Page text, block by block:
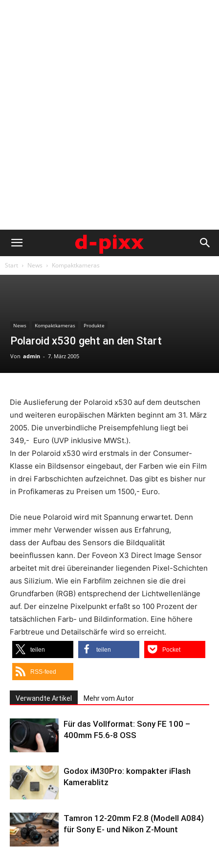
Start News Kompaktkameras
News Kompaktkameras Produkte
Polaroid x530 geht an den Start
Von admin - 7. März 2005
Die Auslieferung der Polaroid x530 auf dem deutschen
und weiteren europäischen Märkten beginnt am 31. März
2005. Die unverbindliche Preisempfehlung liegt bei
349,- Euro (UVP inklusive MWSt.).
In der Polaroid x530 wird erstmals in der Consumer-
Klasse ein Bildsensor eingebaut, der Farben wie ein Film
in drei Farbschichten aufzeichnet. Das gibt es bisher nur
in Profikameras zu Preisen um 1500,- Euro.
Die neue Polaroid wird mit Spannung erwartet. Denn
immer mehr Verwender wissen aus Erfahrung,
dass der Aufbau des Sensors die Bildqualität
beeinflussen kann. Der Foveon X3 Direct Image Sensor
arbeitet mit drei übereinander liegenden Pixel-Schichten
aus Silizium. Wie ein Farbfilm zeichnen sie die drei
Grundfarben (RGB) entsprechend der Lichtwellenlänge
auf. Der einzelne Pixelpunkt erfaßt so 100 Prozent der
tatsächlichen Farb- und Bildinformation. Eine höhere
Farbtreue und Detailschärfe wird so erreicht.
teilen teilen Pocket
RSS-feed
Verwandte Artikel Mehr vom Autor
Für das Vollformat: Sony FE 100 –
400mm F5.6-8 OSS
Godox iM30Pro: kompakter iFlash
Kamerablitz
Tamron 12-20mm F2.8 (Modell A084)
für Sony E- und Nikon Z-Mount